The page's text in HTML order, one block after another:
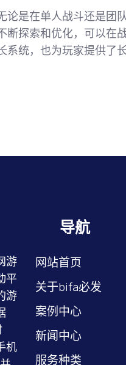
论是在单人战斗还是团
断探索和优化，可以在
系统，也为玩家提供了
游
平
游
机
导航
网站首页
关于bifa必发
案例中心
新闻中心
服务种类